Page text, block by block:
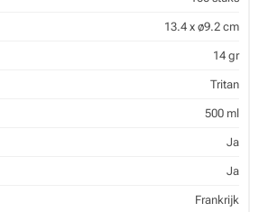
13.4 x ø9.2 cm
14 gr
Tritan
500 ml
Ja
Ja
Frankrijk